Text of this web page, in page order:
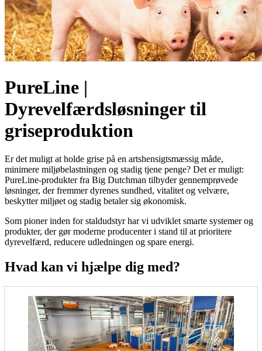
PureLine |
Dyrevelfærdsløsninger til
griseproduktion
Er det muligt at holde grise på en artshensigtsmæssig måde,
minimere miljøbelastningen og stadig tjene penge? Det er muligt:
PureLine-produkter fra Big Dutchman tilbyder gennemprøvede
løsninger, der fremmer dyrenes sundhed, vitalitet og velvære,
beskytter miljøet og stadig betaler sig økonomisk.
Som pioner inden for staldudstyr har vi udviklet smarte systemer og
produkter, der gør moderne producenter i stand til at prioritere
dyrevelfærd, reducere udledningen og spare energi.
Hvad kan vi hjælpe dig med?